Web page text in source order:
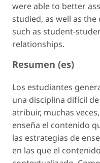
were able to better
studied, as well as
such as student-
relationships.
Resumen (es)
Los estudiantes
una disciplina difícil
atribuir, muchas
enseña el contenido
las estrategias de
en las que el